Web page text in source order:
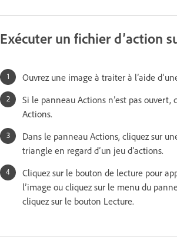
Exécuter un fichier d’action
Ouvrez une image à traiter à l’aide
Si le panneau Actions n’est pas ouvert,
Actions.
Dans le panneau Actions, cliquez sur
triangle en regard d’un jeu d’actions.
Cliquez sur le bouton de lecture pour
l’image ou cliquez sur le menu du
cliquez sur le bouton Lecture.